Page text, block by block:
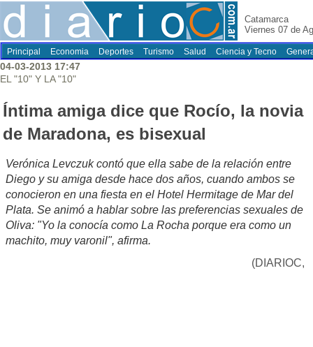
Catamarca
Viernes 07 de
Principal Economia Deportes Turismo Salud Ciencia y Tecno
04-03-2013 17:47
EL "10" Y LA "10"
Íntima amiga dice que Rocío, la novia
de Maradona, es bisexual
Verónica Levczuk contó que ella sabe de la relación entre
Diego y su amiga desde hace dos años, cuando ambos se
conocieron en una fiesta en el Hotel Hermitage de Mar del
Plata. Se animó a hablar sobre las preferencias sexuales de
Oliva: "Yo la conocía como La Rocha porque era como un
machito, muy varonil", afirma.
(DIARIOC,